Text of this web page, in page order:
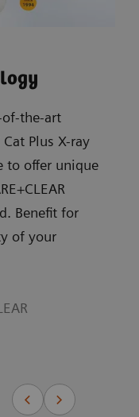
the-art
Plus X-ray
to offer unique
Benefit for
of your